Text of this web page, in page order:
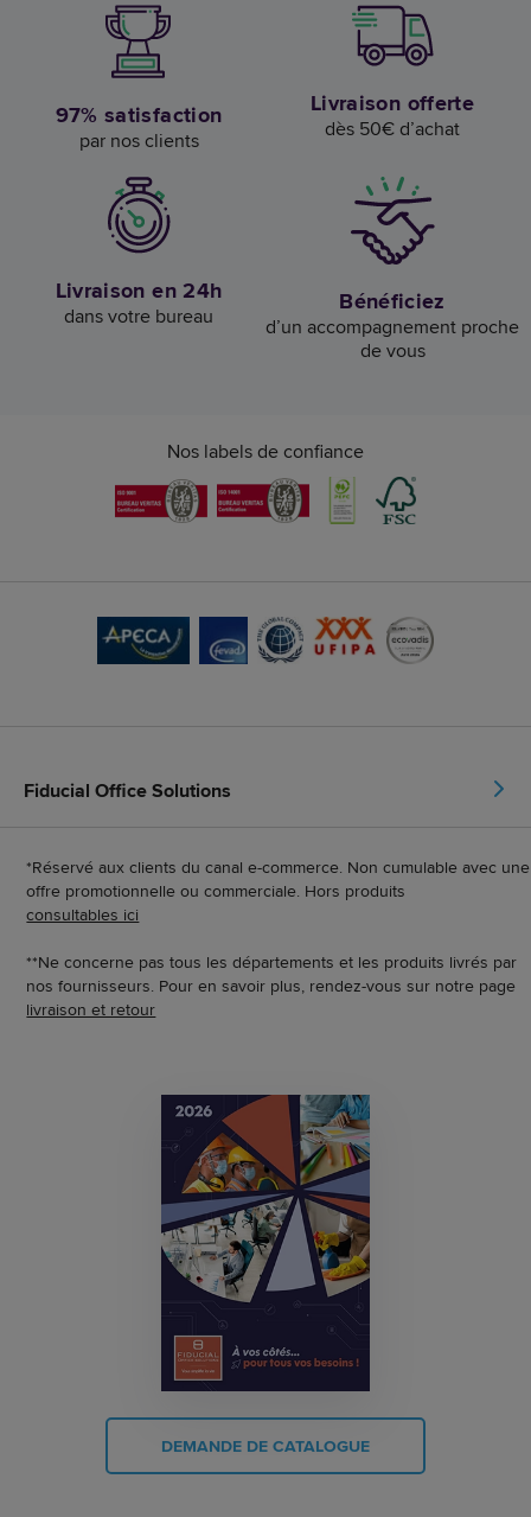
97% satisfaction
par nos clients
Livraison offerte
dès 50€ d’achat
Livraison en 24h
dans votre bureau Bénéficiez
d’un accompagnement proche
de vous
Nos labels de confiance
Fiducial Office Solutions
*Réservé aux clients du canal e-commerce. Non cumulable avec une
offre promotionnelle ou commerciale. Hors produits
consultables ici
**Ne concerne pas tous les départements et les produits livrés par
nos fournisseurs. Pour en savoir plus, rendez-vous sur notre page
livraison et retour
DEMANDE DE CATALOGUE